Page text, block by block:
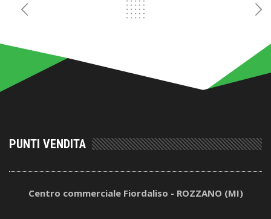
PUNTI VENDITA
Centro commerciale Fiordaliso - ROZZANO (MI)